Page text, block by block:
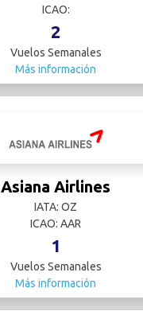
ICAO:
2
Vuelos Semanales
Más información
Asiana Airlines
IATA: OZ
ICAO: AAR
1
Vuelos Semanales
Más información